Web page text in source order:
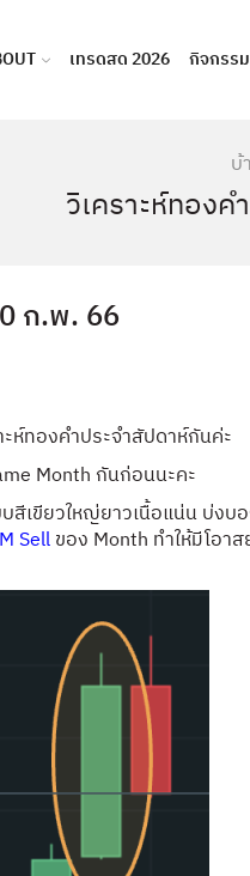
เทรดสด 2026 กิจกรร
บ้
วิเคราะห์ทอง
ก.พ. 66
ทองคำประจำสัปดาห์กันค่ะ
Month กันก่อนนะคะ
เขียวใหญ่ยาวเนื้อแน่น บ่งบ
Sellของ Month ทำให้มีโอา